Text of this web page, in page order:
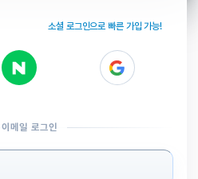
소셜 로그인으로 빠른 가입 가능!
메일 로그인